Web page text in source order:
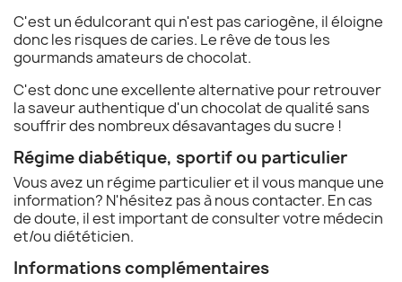
C'est un édulcorant qui n'est pas cariogène, il éloigne
donc les risques de caries. Le rêve de tous les
gourmands amateurs de chocolat.
C'est donc une excellente alternative pour retrouver
la saveur authentique d'un chocolat de qualité sans
souffrir des nombreux désavantages du sucre !
Régime diabétique, sportif ou particulier
Vous avez un régime particulier et il vous manque une
information? N'hésitez pas à nous contacter. En cas
de doute, il est important de consulter votre médecin
et/ou diététicien.
Informations complémentaires